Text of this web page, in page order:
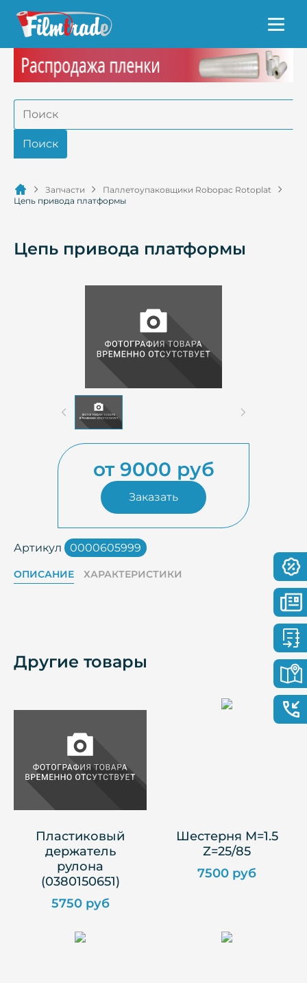
Запчасти
Паллетоупаковщики Robopac Rotoplat
Цепь привода платформы
Цепь привода платформы
от 9000 руб
Заказать
Артикул 0000605999
ОПИСАНИЕ ХАРАКТЕРИСТИКИ
Другие товары
Пластиковый
держатель
рулона
(0380150651)
5750 руб
Шестерня M=1.5
Z=25/85
7500 руб